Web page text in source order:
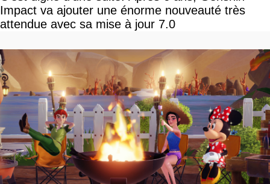
Impact va ajouter une énorme nouveauté très
attendue avec sa mise à jour 7.0